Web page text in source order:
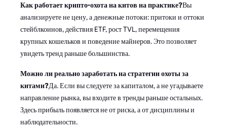
Как работает крипто-охота на китов на практике?Вы
анализируете не цену, а денежные потоки: притоки и оттоки
стейблкоинов, действия ETF, рост TVL, перемещения
крупных кошельков и поведение майнеров. Это позволяет
увидеть тренд раньше большинства.
Можно ли реально заработать на стратегии охоты за
китами?Да. Если вы следуете за капиталом, а не угадываете
направление рынка, вы входите в тренды раньше остальных.
Здесь прибыль появляется не от риска, а от дисциплины и
наблюдательности.